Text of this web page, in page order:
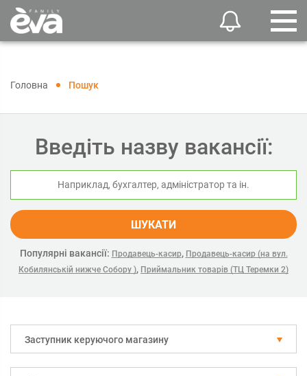
Головна Пошук
Введіть назву вакансії:
ШУКАТИ
Популярні вакансії: Продавець-касир, Продавець-касир (на вул.
Кобилянській нижче Собору ), Приймальник товарів (ТЦ Теремки 2)
Заступник керуючого магазину